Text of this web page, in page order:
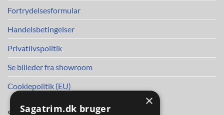
Fortrydelsesformular
Handelsbetingelser
Privatlivspolitik
Se billeder fra showroom
Cookiepolitik (EU)
×
Sagatrim.dk bruger